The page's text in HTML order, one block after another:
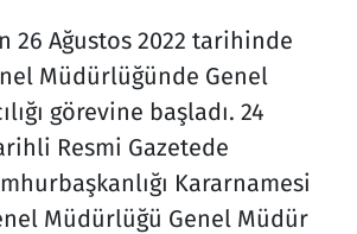
26 Ağustos 2022 tarihinde
Müdürlüğünde Genel
görevine başladı. 24
Resmi Gazetede
Kararnamesi
Müdürlüğü Genel Müdür